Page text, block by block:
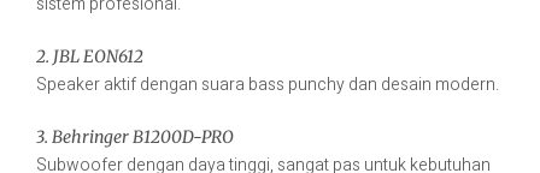
2. JBL EON612
Speaker aktif dengan suara bass punchy dan desain modern.
3. Behringer B1200D-PRO
Subwoofer dengan daya tinggi, sangat pas untuk kebutuhan